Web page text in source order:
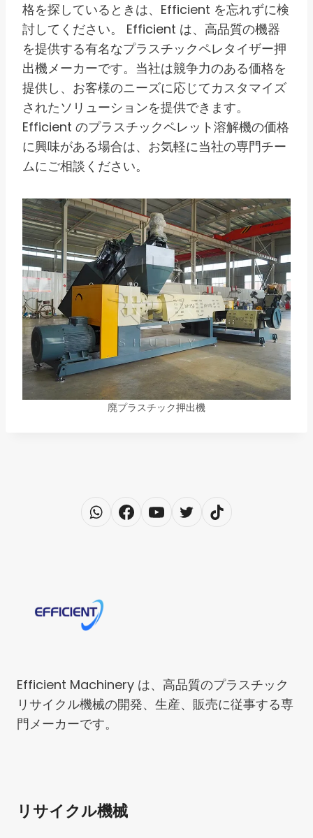
格を探しているときは、Efficient を忘れずに検
討してください。 Efficient は、高品質の機器
を提供する有名なプラスチックペレタイザー押
出機メーカーです。当社は競争力のある価格を
提供し、お客様のニーズに応じてカスタマイズ
されたソリューションを提供できます。
Efficient のプラスチックペレット溶解機の価格
に興味がある場合は、お気軽に当社の専門チー
ムにご相談ください。
廃プラスチック押出機
Efficient Machinery は、高品質のプラスチック
リサイクル機械の開発、生産、販売に従事する専
門メーカーです。
リサイクル機械